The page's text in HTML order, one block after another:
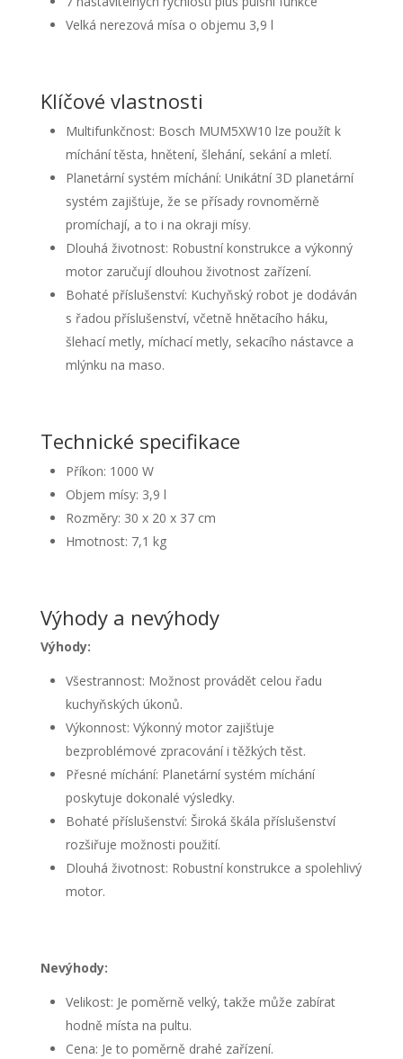
Velká nerezová mísa o objemu 3,9 l
Klíčové vlastnosti
Multifunkčnost: Bosch MUM5XW10 lze použít k
míchání těsta, hnětení, šlehání, sekání a mletí.
Planetární systém míchání: Unikátní 3D planetární
systém zajišťuje, že se přísady rovnoměrně
promíchají, a to i na okraji mísy.
Dlouhá životnost: Robustní konstrukce a výkonný
motor zaručují dlouhou životnost zařízení.
Bohaté příslušenství: Kuchyňský robot je dodáván
s řadou příslušenství, včetně hnětacího háku,
šlehací metly, míchací metly, sekacího nástavce a
mlýnku na maso.
Technické specifikace
Příkon: 1000 W
Objem mísy: 3,9 l
Rozměry: 30 x 20 x 37 cm
Hmotnost: 7,1 kg
Výhody a nevýhody
Výhody:
Všestrannost: Možnost provádět celou řadu
kuchyňských úkonů.
Výkonnost: Výkonný motor zajišťuje
bezproblémové zpracování i těžkých těst.
Přesné míchání: Planetární systém míchání
poskytuje dokonalé výsledky.
Bohaté příslušenství: Široká škála příslušenství
rozšiřuje možnosti použití.
Dlouhá životnost: Robustní konstrukce a spolehlivý
motor.
Nevýhody:
Velikost: Je poměrně velký, takže může zabírat
hodně místa na pultu.
Cena: Je to poměrně drahé zařízení.